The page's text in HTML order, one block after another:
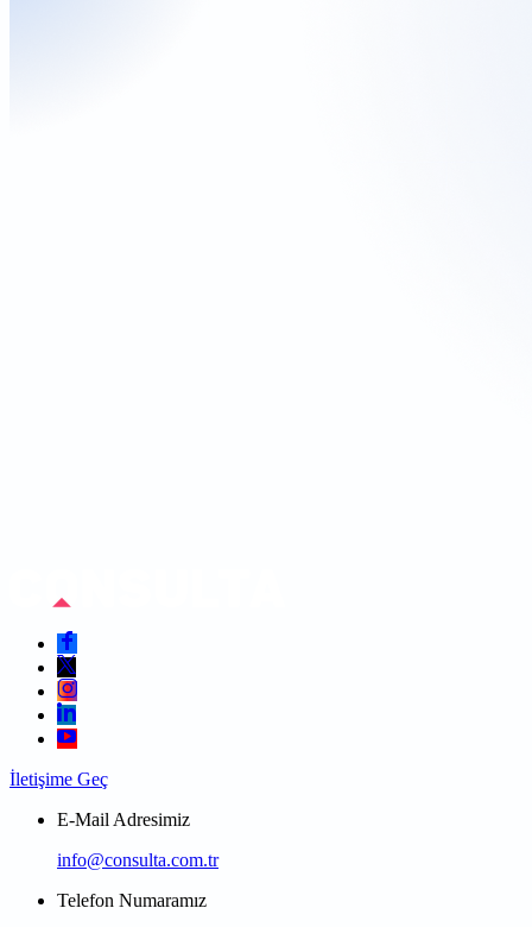
İletişime Geç
E-Mail Adresimiz
info@consulta.com.tr
Telefon Numaramız